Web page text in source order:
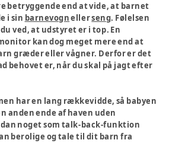
betryggende end at vide, at barnet
i sin barnevognellerseng. Følelsen
ved, at udstyret er i top. En
kan dog meget mere end at
græder eller vågner. Derfor er det
behovet er, når du skal på jagt efter
har en lang rækkevidde, så babyen
anden ende af haven uden
noget som talk-back-funktion
berolige og tale til dit barn fra